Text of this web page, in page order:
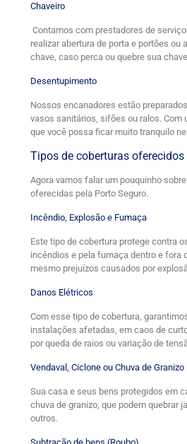
Chaveiro
Contamos com prestadores de
realizar abertura de porta e portões ou
chave, caso perca ou quebre sua
Desentupimento
Nossos encanadores estão
vasos sanitários, sifões ou ralos. Com
que você possa ficar muito tranquilo
Tipos de coberturas oferecidos
Agora vamos falar um pouquinho
oferecidas pela Porto Seguro.
Incêndio, Explosão e Fumaça
Este tipo de cobertura protege contra
incêndios e pela fumaça dentro e fora
mesmo prejuízos causados por
Danos Elétricos
Com esse tipo de cobertura,
instalações afetadas, em caos de
por queda de raios ou variação de
Vendaval, Ciclone ou Chuva de Granizo
Sua casa e seus bens protegidos em
chuva de granizo, que podem quebrar
outros.